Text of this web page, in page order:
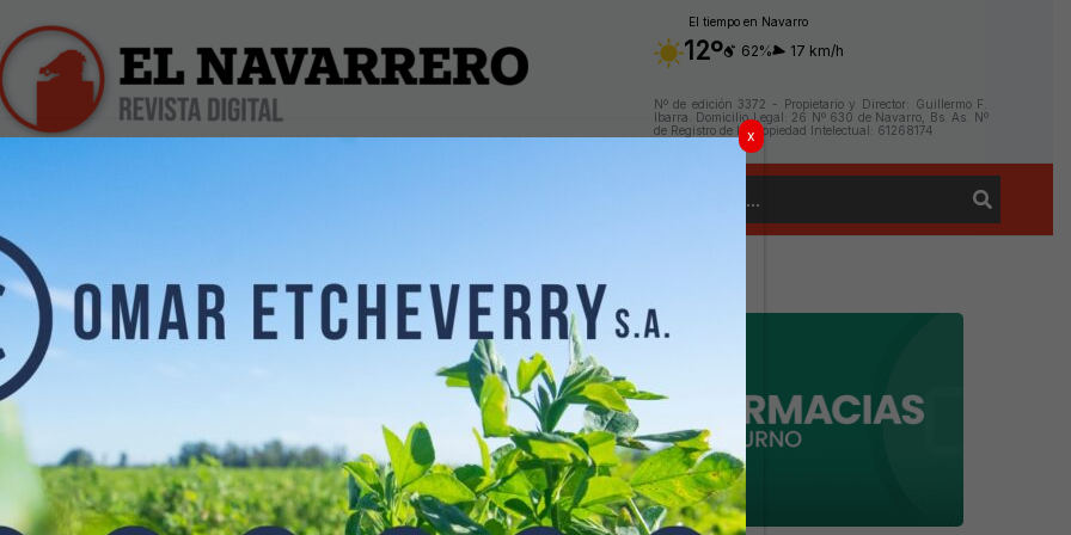
El tiempo en Navarro
12º 62% 17 km/h
Nº de edición 3372 - Propietario y Director: Guillermo F.
Ibarra. Domicilio Legal: 26 Nº 630 de Navarro, Bs. As. Nº
de Registro de la Propiedad Intelectual: 61268174
x